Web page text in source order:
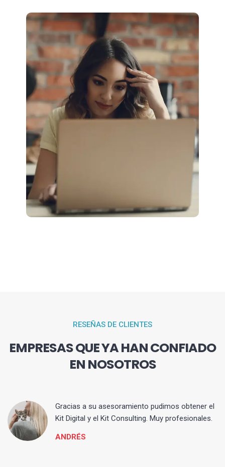
RESEÑAS DE CLIENTES
EMPRESAS QUE YA HAN CONFIADO
EN NOSOTROS
Gracias a su asesoramiento pudimos obtener el
Kit Digital y el Kit Consulting. Muy profesionales.
ANDRÉS